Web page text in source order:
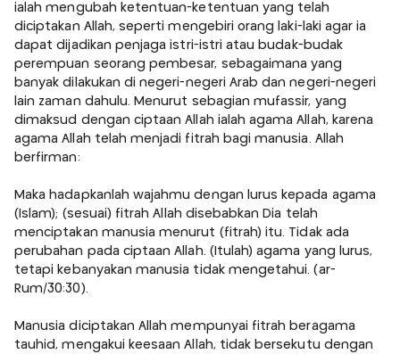
ialah mengubah ketentuan-ketentuan yang telah
diciptakan Allah, seperti mengebiri orang laki-laki agar ia
dapat dijadikan penjaga istri-istri atau budak-budak
perempuan seorang pembesar, sebagaimana yang
banyak dilakukan di negeri-negeri Arab dan negeri-negeri
lain zaman dahulu. Menurut sebagian mufassir, yang
dimaksud dengan ciptaan Allah ialah agama Allah, karena
agama Allah telah menjadi fitrah bagi manusia. Allah
berfirman:
Maka hadapkanlah wajahmu dengan lurus kepada agama
(Islam); (sesuai) fitrah Allah disebabkan Dia telah
menciptakan manusia menurut (fitrah) itu. Tidak ada
perubahan pada ciptaan Allah. (Itulah) agama yang lurus,
tetapi kebanyakan manusia tidak mengetahui. (ar-
Rum/30:30).
Manusia diciptakan Allah mempunyai fitrah beragama
tauhid, mengakui keesaan Allah, tidak bersekutu dengan